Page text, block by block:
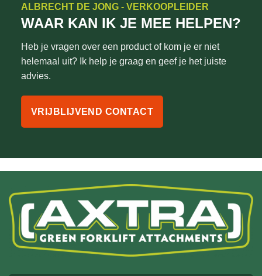
ALBRECHT DE JONG - VERKOOPLEIDER
WAAR KAN IK JE MEE HELPEN?
Heb je vragen over een product of kom je er niet
helemaal uit? Ik help je graag en geef je het juiste
advies.
VRIJBLIJVEND CONTACT